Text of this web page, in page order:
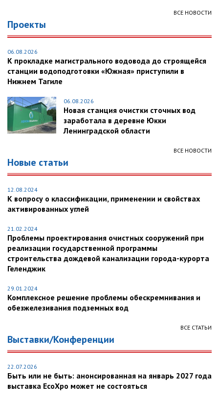
ВСЕ НОВОСТИ
Проекты
06.08.2026
К прокладке магистрального водовода до строящейся
станции водоподготовки «Южная» приступили в
Нижнем Тагиле
06.08.2026
Новая станция очистки сточных вод
заработала в деревне Юкки
Ленинградской области
ВСЕ НОВОСТИ
Новые статьи
12.08.2024
К вопросу о классификации, применении и свойствах
активированных углей
21.02.2024
Проблемы проектирования очистных сооружений при
реализации государственной программы
строительства дождевой канализации города-курорта
Геленджик
29.01.2024
Комплексное решение проблемы обескремнивания и
обезжелезивания подземных вод
ВСЕ СТАТЬИ
Выставки/Конференции
22.07.2026
Быть или не быть: анонсированная на январь 2027 года
выставка EcoXpo может не состояться